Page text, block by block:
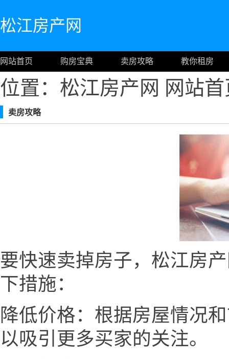
松江房产网
网站首页 购房宝典 卖房攻略 教你租房
位置：松江房产网 网站
卖房攻略
要快速卖掉房子，松江房
下措施：
降低价格：根据房屋情况
以吸引更多买家的关注。